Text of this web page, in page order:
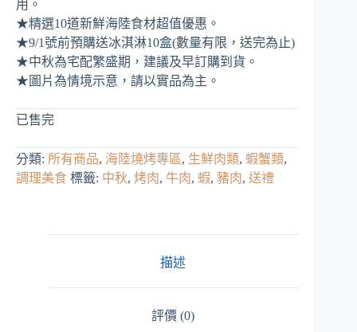
格：
NT$ 3,999。
格：
NT$ 2,380。
用。
★精選10道新鮮海陸食材超值優惠。
★9/1號前預購送冰淇淋10盒(數量有限，送完為止)
★中秋為宅配繁盛期，建議及早訂購到貨。
★圖片為情境示意，請以實品為主。
已售完
分類: 所有商品, 海陸燒烤專區, 生鮮肉類, 蝦蟹類,
調理美食 標籤: 中秋, 烤肉, 牛肉, 蝦, 豬肉, 送禮
描述
評價 (0)